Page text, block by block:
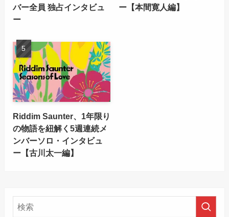
バー全員 独占インタビュ
ー
ー【本間寛人編】
Riddim Saunter、1年限り
の物語を紐解く5週連続メ
ンバーソロ・インタビュ
ー【古川太一編】